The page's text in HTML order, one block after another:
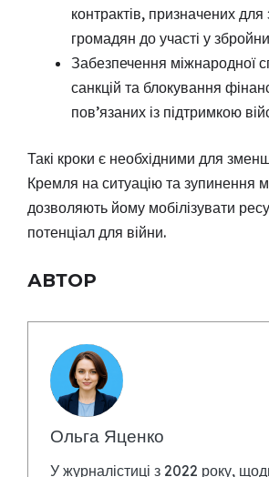
контрактів, призначених
громадян до участі у
Забезпечення міжнародної
санкцій та блокування
пов’язаних із підтримкою
Такі кроки є необхідними для
Кремля на ситуацію та зупинення
дозволяють йому мобілізувати
потенціал для війни.
АВТОР
Ольга Яценко
У журналістиці з 2022 року,